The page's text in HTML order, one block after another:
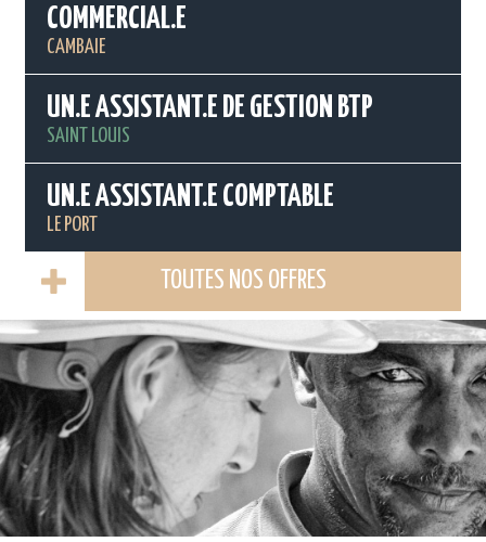
COMMERCIAL.E
CAMBAIE
UN.E ASSISTANT.E DE GESTION BTP
SAINT LOUIS
UN.E ASSISTANT.E COMPTABLE
LE PORT
TOUTES NOS OFFRES